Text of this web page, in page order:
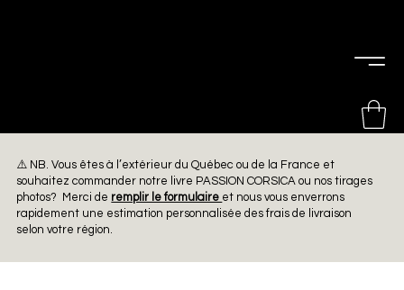
⚠️ NB. Vous êtes à l’extérieur du Québec ou de la France et
souhaitez commander notre livre PASSION CORSICA ou nos tirages
photos? Merci de remplir le formulaire et nous vous enverrons
rapidement une estimation personnalisée des frais de livraison
selon votre région.